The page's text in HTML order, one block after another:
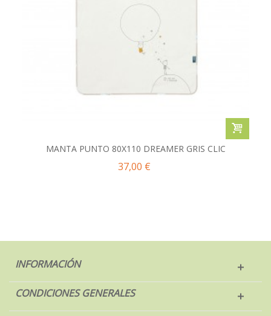
MANTA PUNTO 80X110 DREAMER GRIS CLIC
37,00 €
INFORMACIÓN
CONDICIONES GENERALES